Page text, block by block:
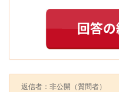
返信者：非公開 （質問者）